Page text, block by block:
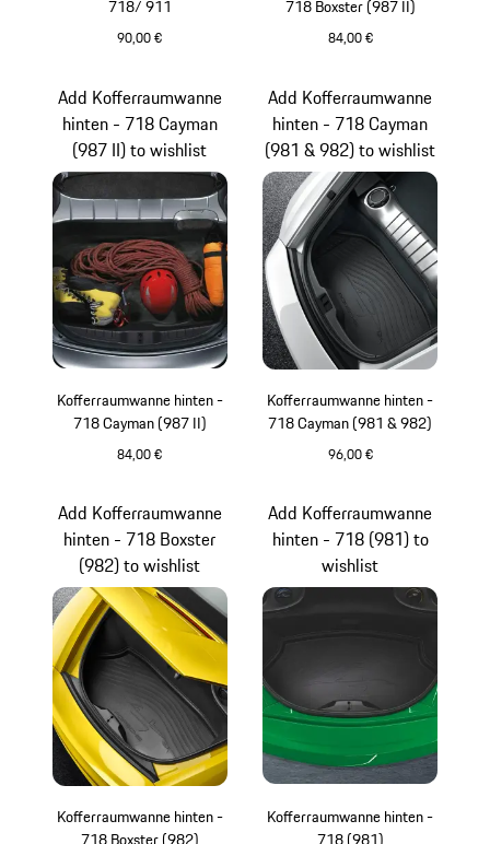
718/ 911
90,00 €
718 Boxster (987 II)
84,00 €
Kofferraumwanne hinten -
718 Cayman (987 II)
84,00 €
Add Kofferraumwanne
hinten - 718 Cayman
(987 II) to wishlist
Kofferraumwanne hinten -
718 Cayman (981 & 982)
96,00 €
Add Kofferraumwanne
hinten - 718 Cayman
(981 & 982) to wishlist
Kofferraumwanne hinten -
Add Kofferraumwanne
hinten - 718 Boxster
(982) to wishlist
Kofferraumwanne hinten -
Add Kofferraumwanne
hinten - 718 (981) to
wishlist